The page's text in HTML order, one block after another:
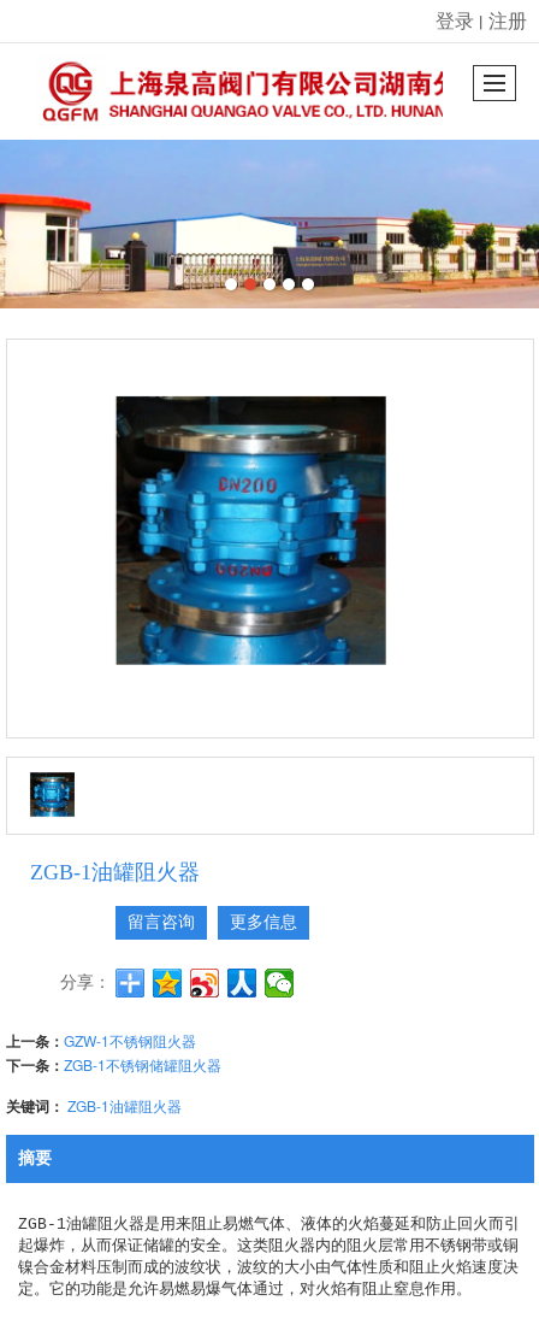
很遗憾，因您的浏览器版本过低导致无法获得最佳浏览体验，推荐下载安装谷歌浏览器！
登录 丨 注册
ZGB-1油罐阻火器
留言咨询 更多信息
分享：
上一条： GZW-1不锈钢阻火器
下一条： ZGB-1不锈钢储罐阻火器
关键词： ZGB-1油罐阻火器
摘要
ZGB-1油罐阻火器是用来阻止易燃气体、液体的火焰蔓延和防止回火而引
起爆炸，从而保证储罐的安全。这类阻火器内的阻火层常用不锈钢带或铜
镍合金材料压制而成的波纹状，波纹的大小由气体性质和阻止火焰速度决
定。它的功能是允许易燃易爆气体通过，对火焰有阻止窒息作用。